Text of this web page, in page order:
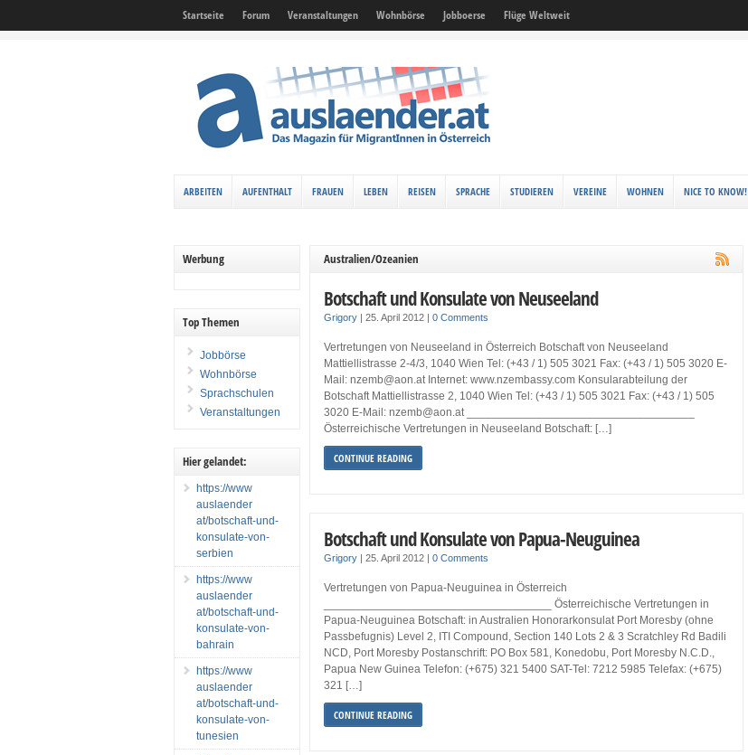
Startseite Forum Veranstaltungen Wohnbörse Jobboerse Flüge Weltweit
ARBEITEN AUFENTHALT FRAUEN LEBEN REISEN SPRACHE STUDIEREN VEREINE WOHNEN NICE TO KNOW!
Australien/Ozeanien
Botschaft und Konsulate von Neuseeland
Grigory |25. April 2012 |0 Comments
Vertretungen von Neuseeland in Österreich Botschaft von Neuseeland
Mattiellistrasse 2-4/3, 1040 Wien Tel: (+43 / 1) 505 3021 Fax: (+43 / 1) 505 3020 E-
Mail: nzemb@aon.at Internet: www.nzembassy.com Konsularabteilung der
Botschaft Mattiellistrasse 2, 1040 Wien Tel: (+43 / 1) 505 3021 Fax: (+43 / 1) 505
3020 E-Mail: nzemb@aon.at ____________________________________
Österreichische Vertretungen in Neuseeland Botschaft: […]
CONTINUE READING
Botschaft und Konsulate von Papua-Neuguinea
Grigory |25. April 2012 |0 Comments
Vertretungen von Papua-Neuguinea in Österreich
____________________________________ Österreichische Vertretungen in
Papua-Neuguinea Botschaft: in Australien Honorarkonsulat Port Moresby (ohne
Passbefugnis) Level 2, ITI Compound, Section 140 Lots 2 & 3 Scratchley Rd Badili
NCD, Port Moresby Postanschrift: PO Box 581, Konedobu, Port Moresby N.C.D.,
Papua New Guinea Telefon: (+675) 321 5400 SAT-Tel: 7212 5985 Telefax: (+675)
321 […]
CONTINUE READING
Werbung
Top Themen
Jobbörse
Wohnbörse
Sprachschulen
Veranstaltungen
Hier gelandet:
https://www
auslaender
at/botschaft-und-
konsulate-von-
serbien
https://www
auslaender
at/botschaft-und-
konsulate-von-
bahrain
https://www
auslaender
at/botschaft-und-
konsulate-von-
tunesien